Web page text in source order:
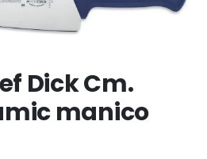
Dick Cm.
manico